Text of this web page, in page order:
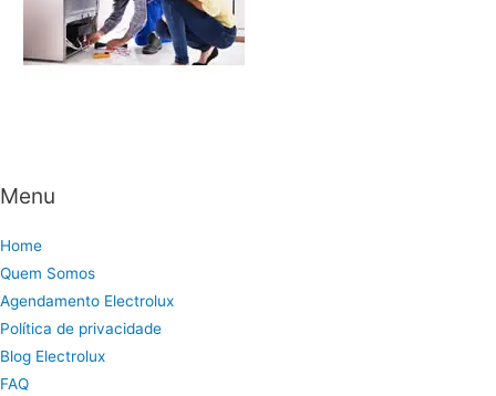
Menu
Home
Quem Somos
Agendamento Electrolux
Política de privacidade
Blog Electrolux
FAQ